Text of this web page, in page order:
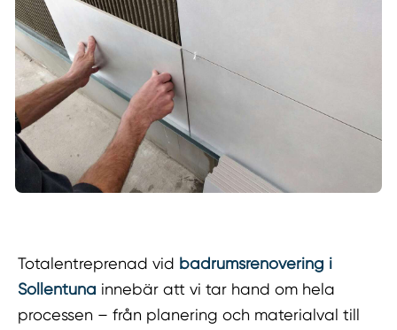
Totalentreprenad vid badrumsrenovering i
Sollentuna innebär att vi tar hand om hela
processen – från planering och materialval till